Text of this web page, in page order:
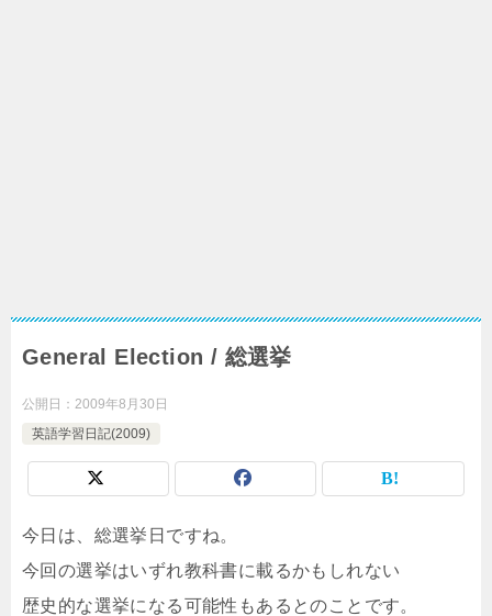
General Election / 総選挙
公開日： 2009年8月30日
英語学習日記(2009)
今日は、総選挙日ですね。
今回の選挙はいずれ教科書に載るかもしれない
歴史的な選挙になる可能性もあるとのことです。